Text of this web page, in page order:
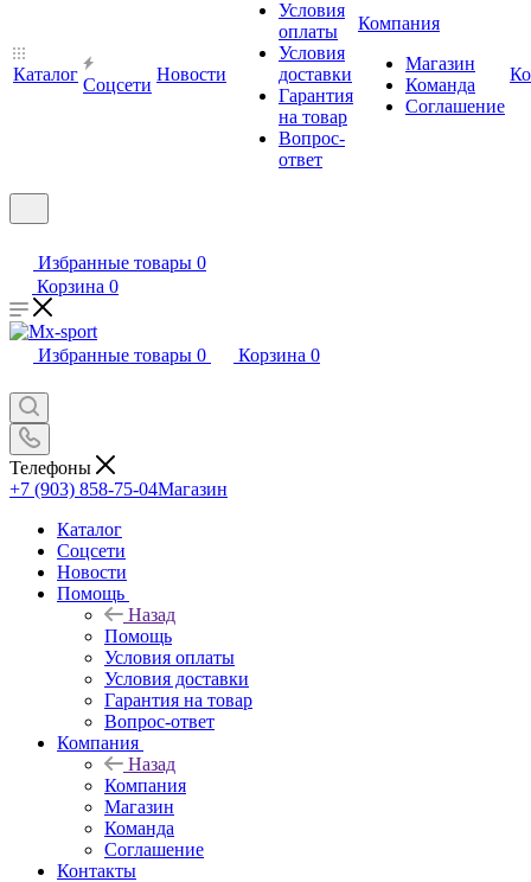
Каталог
Cоцсети
Новости
Условия
оплаты
Условия
доставки
Гарантия
на товар
Вопрос-
ответ
Компания
Магазин
Команда
Соглашение
Избранные товары 0
Корзина 0
Избранные товары 0 Корзина 0
Телефоны
+7 (903) 858-75-04Магазин
Каталог
Cоцсети
Новости
Помощь
Назад
Помощь
Условия оплаты
Условия доставки
Гарантия на товар
Вопрос-ответ
Компания
Назад
Компания
Магазин
Команда
Соглашение
Контакты